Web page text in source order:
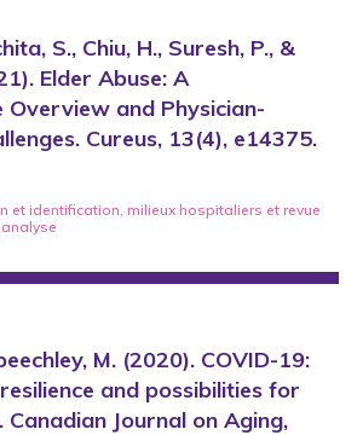
S., Chiu, H., Suresh, P., &
Elder Abuse: A
Overview and Physician-
Cureus, 13(4), e14375.
et identification, milieux hospitaliers et revue
M. (2020). COVID-19:
and possibilities for
Canadian Journal on Aging,